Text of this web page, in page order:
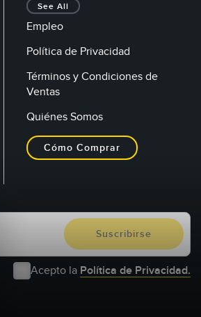
See All
Empleo
Política de Privacidad
Términos y Condiciones de
Ventas
Quiénes Somos
Cómo Comprar
Acepto la Política de Privacidad.